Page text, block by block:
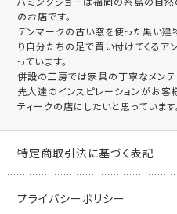
のお店です。
デンマークの古い窓を使った黒い建
り自分たちの足で買い付けてくるア
っています。
併設の工房では家具の丁寧なメンテ
先人達のインスピレーションがお
ティークの店にしたいと思っています
特定商取引法に基づく表記
プライバシーポリシー